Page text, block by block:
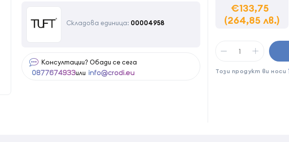
Складова единица: 00004958
Консултации? Обади се сега
0877674933или info@crodi.eu
€133,75
(264,85 лв.)
Този продукт ви носи